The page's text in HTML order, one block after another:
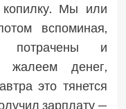
копилку. Мы или
вспоминая,
потрачены и
жалеем денег,
это тянется
зарплату —